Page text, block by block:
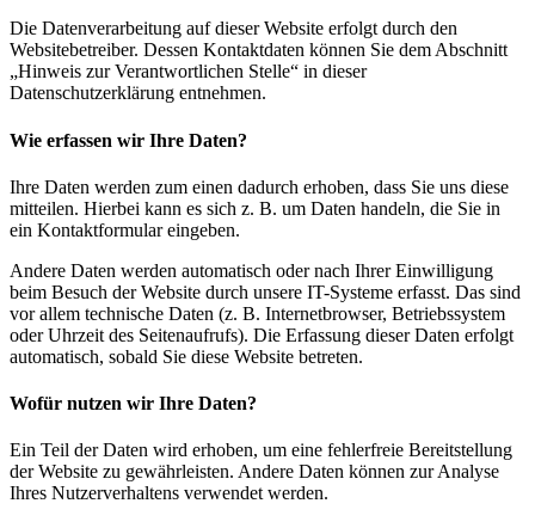
Die Datenverarbeitung auf dieser Website erfolgt durch den
Websitebetreiber. Dessen Kontaktdaten können Sie dem Abschnitt
„Hinweis zur Verantwortlichen Stelle“ in dieser
Datenschutzerklärung entnehmen.
Wie erfassen wir Ihre Daten?
Ihre Daten werden zum einen dadurch erhoben, dass Sie uns diese
mitteilen. Hierbei kann es sich z. B. um Daten handeln, die Sie in
ein Kontaktformular eingeben.
Andere Daten werden automatisch oder nach Ihrer Einwilligung
beim Besuch der Website durch unsere IT-Systeme erfasst. Das sind
vor allem technische Daten (z. B. Internetbrowser, Betriebssystem
oder Uhrzeit des Seitenaufrufs). Die Erfassung dieser Daten erfolgt
automatisch, sobald Sie diese Website betreten.
Wofür nutzen wir Ihre Daten?
Ein Teil der Daten wird erhoben, um eine fehlerfreie Bereitstellung
der Website zu gewährleisten. Andere Daten können zur Analyse
Ihres Nutzerverhaltens verwendet werden.